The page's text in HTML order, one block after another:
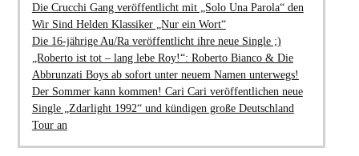
Die Crucchi Gang veröffentlicht mit „Solo Una Parola“ den
Wir Sind Helden Klassiker „Nur ein Wort“
Die 16-jährige Au/Ra veröffentlicht ihre neue Single ;)
„Roberto ist tot – lang lebe Roy!“: Roberto Bianco & Die
Abbrunzati Boys ab sofort unter neuem Namen unterwegs!
Der Sommer kann kommen! Cari Cari veröffentlichen neue
Single „Zdarlight 1992“ und kündigen große Deutschland
Tour an